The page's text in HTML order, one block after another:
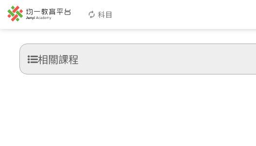
科目
相關課程